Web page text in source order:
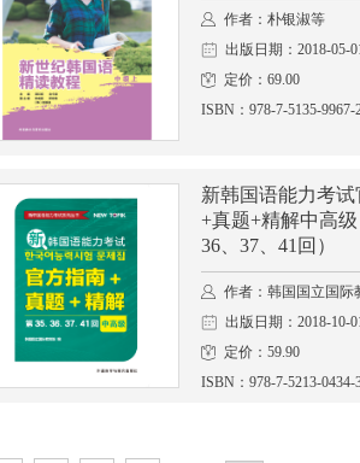
作者：朴银淑等
出版日期：2018-05-
定价：69.00
ISBN：978-7-5135-9967-
新韩国语能力考
+真题+精解中高级
36、37、41回）
作者：韩国国立国际
出版日期：2018-10-
定价：59.90
ISBN：978-7-5213-0434-